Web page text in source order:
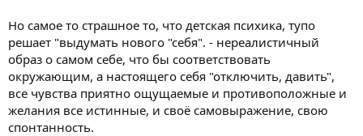
Но самое то страшное то, что детская психика, тупо
решает "выдумать нового "себя". - нереалистичный
образ о самом себе, что бы соответствовать
окружающим, а настоящего себя "отключить, давить",
все чувства приятно ощущаемые и противоположные и
желания все истинные, и своё самовыражение, свою
спонтанность.